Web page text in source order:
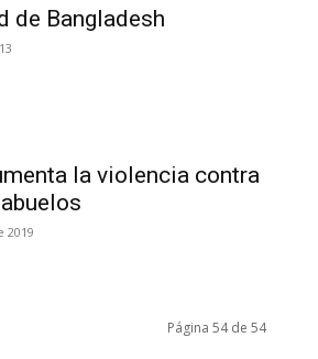
de Bangladesh
la violencia contra
2019
Página 54 de 54